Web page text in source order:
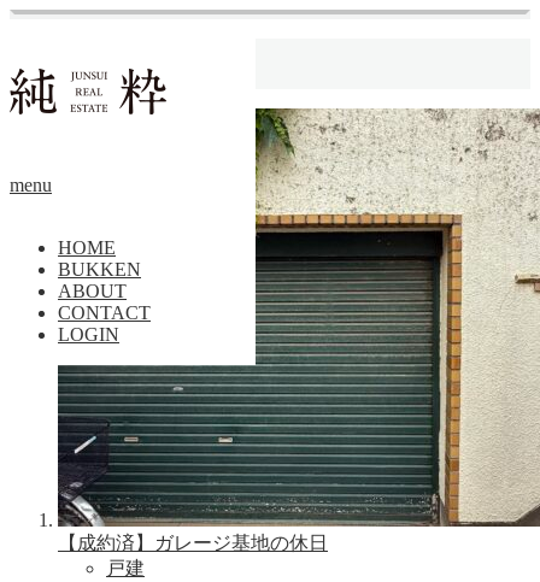
menu
HOME
BUKKEN
ABOUT
CONTACT
LOGIN
素材
【成約済】ガレージ基地の休日
戸建